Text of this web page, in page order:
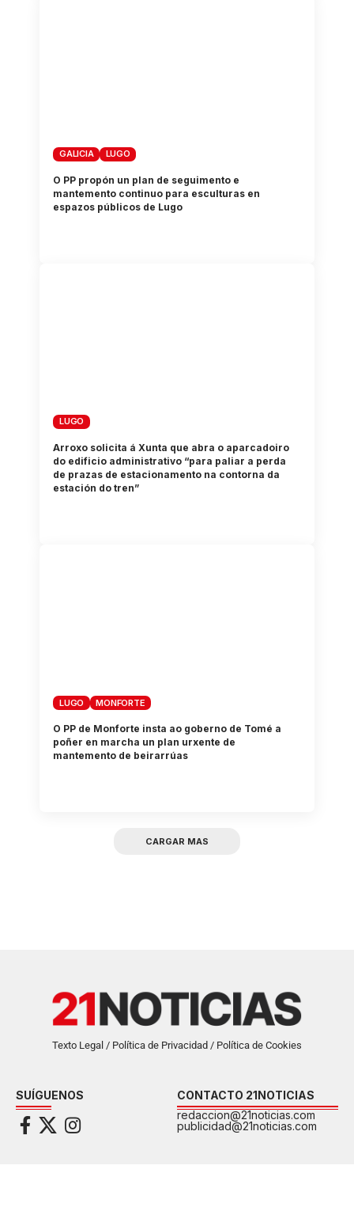
GALICIA LUGO
O PP propón un plan de seguimento e
mantemento continuo para esculturas en
espazos públicos de Lugo
LUGO
Arroxo solicita á Xunta que abra o aparcadoiro
do edificio administrativo “para paliar a perda
de prazas de estacionamento na contorna da
estación do tren”
LUGO MONFORTE
O PP de Monforte insta ao goberno de Tomé a
poñer en marcha un plan urxente de
mantemento de beirarrúas
CARGAR MAS
Texto Legal / Política de Privacidad / Política de Cookies
SUÍGUENOS
CONTACTO 21NOTICIAS
redaccion@21noticias.com
publicidad@21noticias.com